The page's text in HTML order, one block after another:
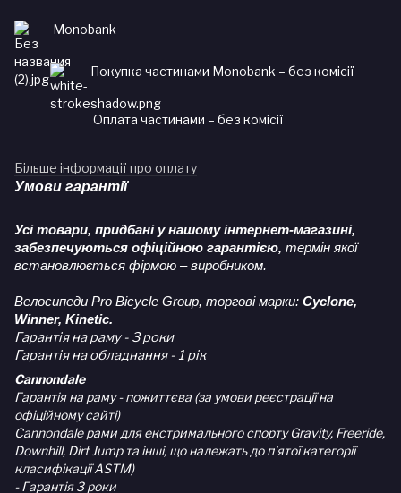
Monobank
Покупка частинами Monobank – без комісії
Оплата частинами – без комісії
Більше інформації про оплату
Умови гарантії
Усі товари, придбані у нашому інтернет-магазині,
забезпечуються офіційною гарантією, термін якої
встановлюється фірмою – виробником.
Велосипеди Pro Bicycle Group, торгові марки: Cyclone,
Winner, Kinetic.
Гарантія на раму - 3 роки
Гарантія на обладнання - 1 рік
Cannondale
Гарантія на раму - пожиттєва (за умови реєстрації на
офіційному сайті)
Cannondale рами для екстримального спорту Gravity, Freeride,
Downhill, Dirt Jump та інші, що належать до п'ятої категорії
класифікації ASTM)
- Гарантія 3 роки